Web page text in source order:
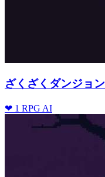
ざくざくダンジョン
❤ 1 RPG AI